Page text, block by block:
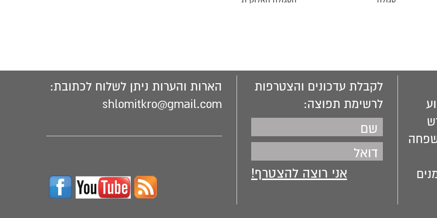
לקבלת עדכונים והצטרפות
לרשימת תפוצה:
הארות והערות ניתן לשלוח לכתובת:
shlomitkro@gmail.com